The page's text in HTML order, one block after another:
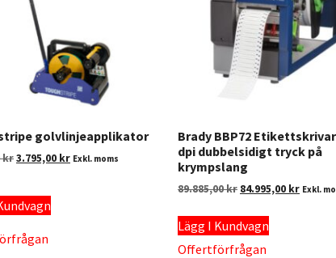
golvlinjeapplikator
kr3.795,00 kr Exkl. moms
Brady BBP72
dpi dubbelsidigt tryck på
krympslang
89.885,00kr 84.995,00 kr Exkl.
Lägg I Kundvagn
Offertförfrågan